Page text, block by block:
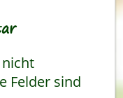
nicht
Felder sind